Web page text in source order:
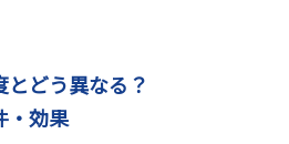
どう異なる？
・効果